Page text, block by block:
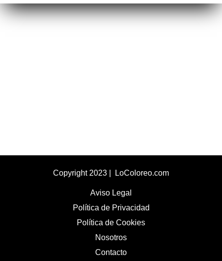
Copyright 2023 | LoColoreo.com
Aviso Legal
Política de Privacidad
Política de Cookies
Nosotros
Contacto